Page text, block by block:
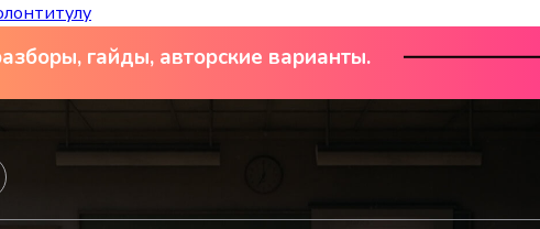
гайды, авторские варианты.